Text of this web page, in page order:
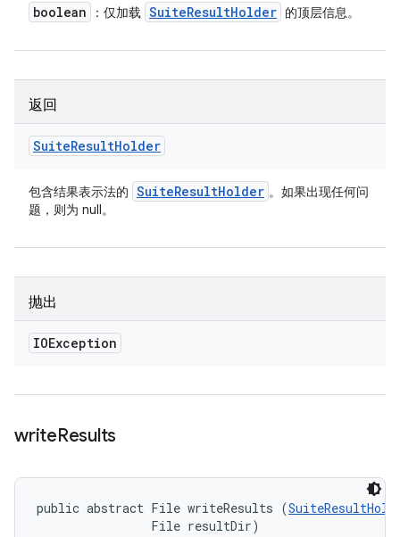
boolean ：仅加载 SuiteResultHolder 的顶层信息。
返回
SuiteResultHolder
包含结果表示法的 SuiteResultHolder 。如果出现任何问
题，则为 null。
抛出
IOException
writeResults
public abstract File writeResults (
                File resultDir)